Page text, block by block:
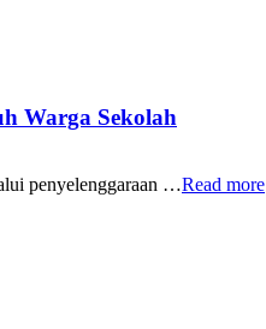
Warga Sekolah
penyelenggaraan …Read more